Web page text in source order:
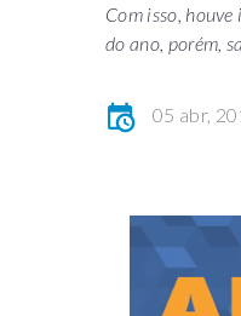
Com isso,
do ano, porém,
05 abr,